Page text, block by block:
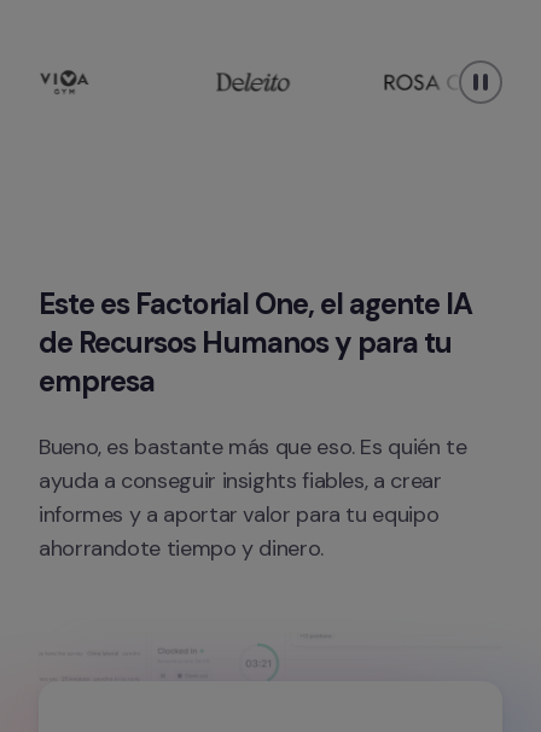
Este es Factorial One, el agente IA
de Recursos Humanos y para tu
empresa
Bueno, es bastante más que eso. Es quién te
ayuda a conseguir insights fiables, a crear
informes y a aportar valor para tu equipo
ahorrandote tiempo y dinero.